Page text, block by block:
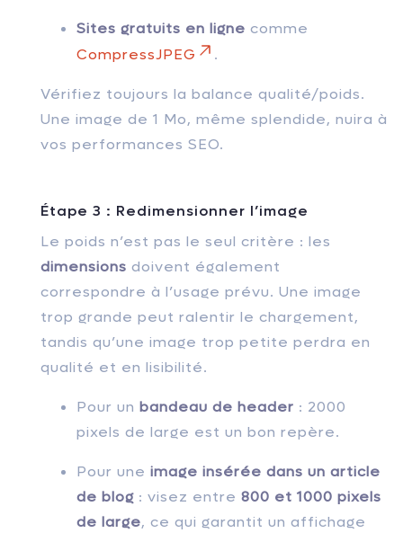
Sites gratuits en ligne comme
CompressJPEG
.
Vérifiez toujours la balance qualité/poids.
Une image de 1 Mo, même splendide, nuira à
vos performances SEO.
Étape 3 : Redimensionner l’image
Le poids n’est pas le seul critère : les
dimensions doivent également
correspondre à l’usage prévu. Une image
trop grande peut ralentir le chargement,
tandis qu’une image trop petite perdra en
qualité et en lisibilité.
Pour un bandeau de header : 2000
pixels de large est un bon repère.
Pour une image insérée dans un article
de blog : visez entre 800 et 1000 pixels
de large, ce qui garantit un affichage